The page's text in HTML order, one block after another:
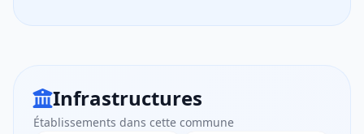
Infrastructures
Établissements dans cette commune